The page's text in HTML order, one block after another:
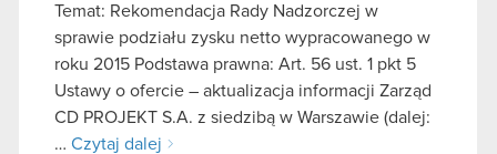
Temat: Rekomendacja Rady Nadzorczej w
sprawie podziału zysku netto wypracowanego w
roku 2015 Podstawa prawna: Art. 56 ust. 1 pkt 5
Ustawy o ofercie – aktualizacja informacji Zarząd
CD PROJEKT S.A. z siedzibą w Warszawie (dalej:
… Czytaj dalej